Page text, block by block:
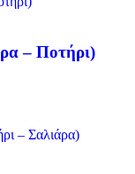
– Ποτήρι)